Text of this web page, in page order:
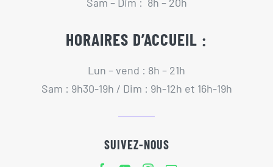
HORAIRES D’ACCUEIL :
Lun – vend : 8h – 21h
Sam : 9h30-19h / Dim : 9h-12h et 16h-19h
SUIVEZ-NOUS